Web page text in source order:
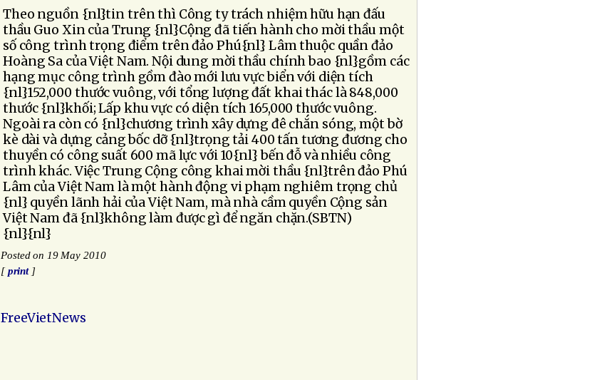
Theo nguồn {nl}tin trên thì Công ty trách nhiệm hữu hạn đấu
thầu Guo Xin của Trung {nl}Cộng đã tiến hành cho mời thầu một
số công trình trọng điểm trên đảo Phú{nl} Lâm thuộc quần đảo
Hoàng Sa của Việt Nam. Nội dung mời thầu chính bao {nl}gồm các
hạng mục công trình gồm đào mới lưu vực biển với diện tích
{nl}152,000 thước vuông, với tổng lượng đất khai thác là 848,000
thước {nl}khối; Lấp khu vực có diện tích 165,000 thước vuông.
Ngoài ra còn có {nl}chương trình xây dựng đê chắn sóng, một bờ
kè dài và dựng cảng bốc dỡ {nl}trọng tải 400 tấn tương đương cho
thuyền có công suất 600 mã lực với 10{nl} bến đỗ và nhiều công
trình khác. Việc Trung Cộng công khai mời thầu {nl}trên đảo Phú
Lâm của Việt Nam là một hành động vi phạm nghiêm trọng chủ
{nl} quyền lãnh hải của Việt Nam, mà nhà cầm quyền Cộng sản
Việt Nam đã {nl}không làm được gì để ngăn chặn.(SBTN)
{nl}{nl}
Posted on 19 May 2010
[print]
FreeVietNews